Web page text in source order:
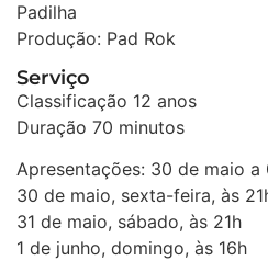
Padilha
Produção: Pad Rok
Serviço
Classificação 12 anos
Duração 70 minutos
Apresentações: 30 de maio a
30 de maio, sexta-feira, às
31 de maio, sábado, às 21h
1 de junho, domingo, às 16h